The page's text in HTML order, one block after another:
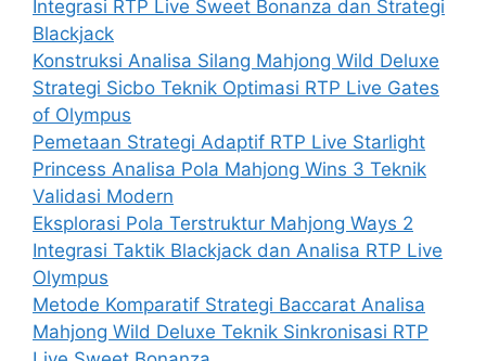
Integrasi RTP Live Sweet Bonanza dan Strategi
Blackjack
Konstruksi Analisa Silang Mahjong Wild Deluxe
Strategi Sicbo Teknik Optimasi RTP Live Gates
of Olympus
Pemetaan Strategi Adaptif RTP Live Starlight
Princess Analisa Pola Mahjong Wins 3 Teknik
Validasi Modern
Eksplorasi Pola Terstruktur Mahjong Ways 2
Integrasi Taktik Blackjack dan Analisa RTP Live
Olympus
Metode Komparatif Strategi Baccarat Analisa
Mahjong Wild Deluxe Teknik Sinkronisasi RTP